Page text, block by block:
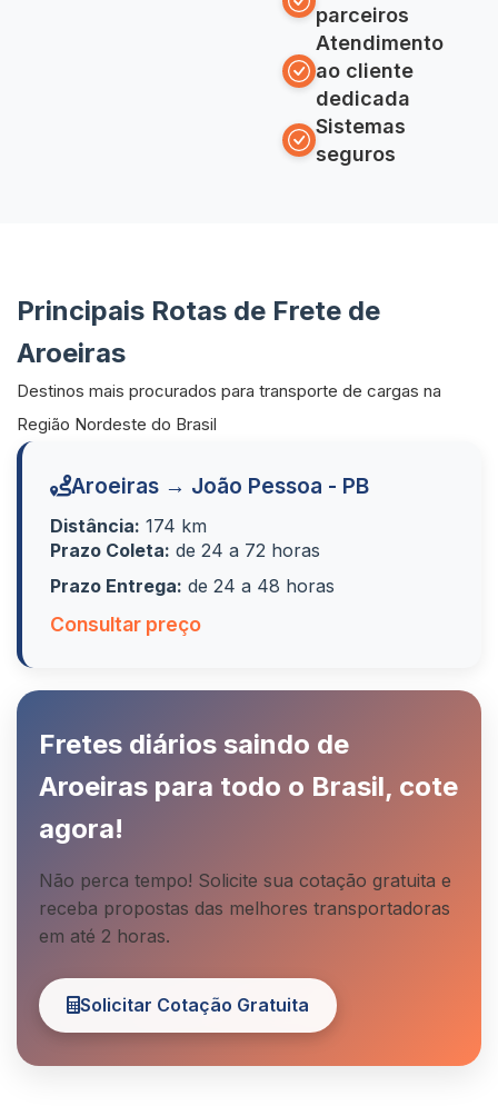
parceiros
Atendimento
ao cliente
dedicada
Sistemas
seguros
Principais Rotas de Frete de
Aroeiras
Destinos mais procurados para transporte de cargas na
Região Nordeste do Brasil
Aroeiras → João Pessoa - PB
Distância: 174 km
Prazo Coleta: de 24 a 72 horas
Prazo Entrega: de 24 a 48 horas
Consultar preço
Fretes diários saindo de
Aroeiras para todo o Brasil, cote
agora!
Não perca tempo! Solicite sua cotação gratuita e
receba propostas das melhores transportadoras
em até 2 horas.
Solicitar Cotação Gratuita